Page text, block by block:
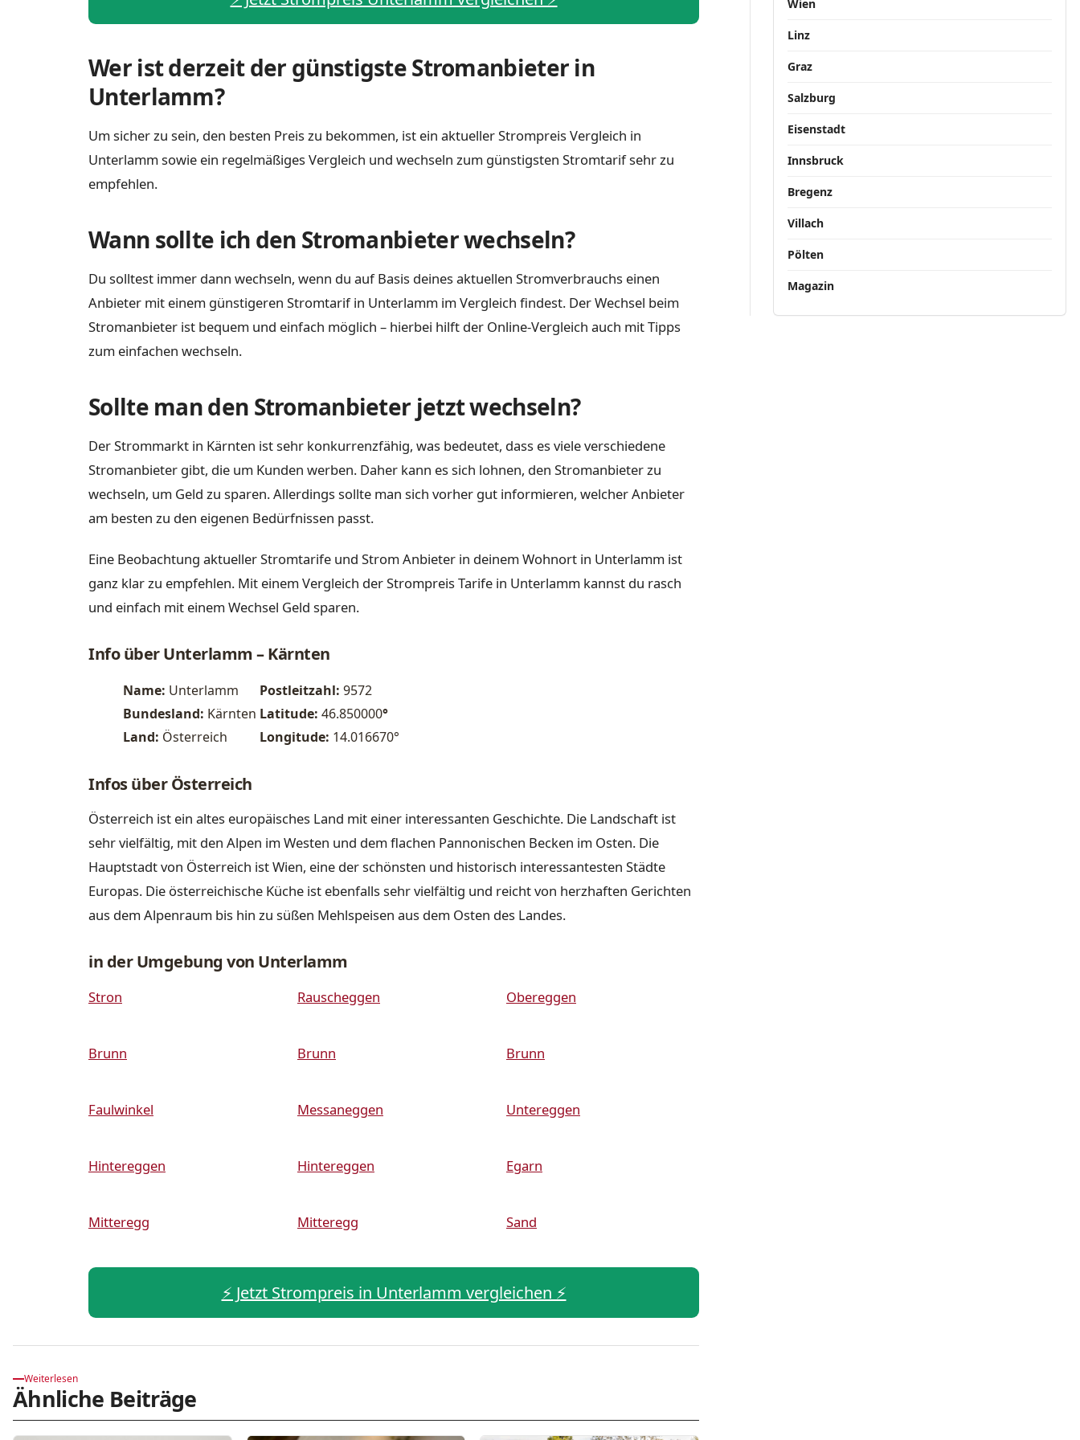
Wer ist derzeit der günstigste Stromanbieter in
Unterlamm?
Um sicher zu sein, den besten Preis zu bekommen, ist ein aktueller Strompreis Vergleich in
Unterlamm sowie ein regelmäßiges Vergleich und wechseln zum günstigsten Stromtarif sehr zu
empfehlen.
Wann sollte ich den Stromanbieter wechseln?
Du solltest immer dann wechseln, wenn du auf Basis deines aktuellen Stromverbrauchs einen
Anbieter mit einem günstigeren Stromtarif in Unterlamm im Vergleich findest. Der Wechsel beim
Stromanbieter ist bequem und einfach möglich – hierbei hilft der Online-Vergleich auch mit Tipps
zum einfachen wechseln.
Sollte man den Stromanbieter jetzt wechseln?
Der Strommarkt in Kärnten ist sehr konkurrenzfähig, was bedeutet, dass es viele verschiedene
Stromanbieter gibt, die um Kunden werben. Daher kann es sich lohnen, den Stromanbieter zu
wechseln, um Geld zu sparen. Allerdings sollte man sich vorher gut informieren, welcher Anbieter
am besten zu den eigenen Bedürfnissen passt.
Eine Beobachtung aktueller Stromtarife und Strom Anbieter in deinem Wohnort in Unterlamm ist
ganz klar zu empfehlen. Mit einem Vergleich der Strompreis Tarife in Unterlamm kannst du rasch
und einfach mit einem Wechsel Geld sparen.
Info über Unterlamm – Kärnten
Name: Unterlamm Postleitzahl: 9572
Bundesland: Kärnten Latitude: 46.850000°
Land: Österreich Longitude: 14.016670°
Infos über Österreich
Österreich ist ein altes europäisches Land mit einer interessanten Geschichte. Die Landschaft ist
sehr vielfältig, mit den Alpen im Westen und dem flachen Pannonischen Becken im Osten. Die
Hauptstadt von Österreich ist Wien, eine der schönsten und historisch interessantesten Städte
Europas. Die österreichische Küche ist ebenfalls sehr vielfältig und reicht von herzhaften Gerichten
aus dem Alpenraum bis hin zu süßen Mehlspeisen aus dem Osten des Landes.
in der Umgebung von Unterlamm
Stron Rauscheggen Obereggen
Brunn Brunn Brunn
Faulwinkel Messaneggen Untereggen
Hintereggen Hintereggen Egarn
Mitteregg Mitteregg Sand
⚡️ Jetzt Strompreis in Unterlamm vergleichen ⚡️
Weiterlesen
Ähnliche Beiträge
Wien
Linz
Graz
Salzburg
Eisenstadt
Innsbruck
Bregenz
Villach
Pölten
Magazin